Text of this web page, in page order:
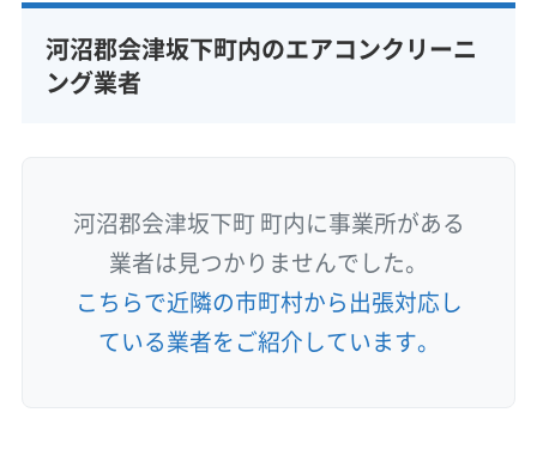
河沼郡会津坂下町内のエアコンクリーニ
ング業者
河沼郡会津坂下町 町内に事業所がある
業者は見つかりませんでした。
こちらで近隣の市町村から出張対応し
ている業者をご紹介しています。